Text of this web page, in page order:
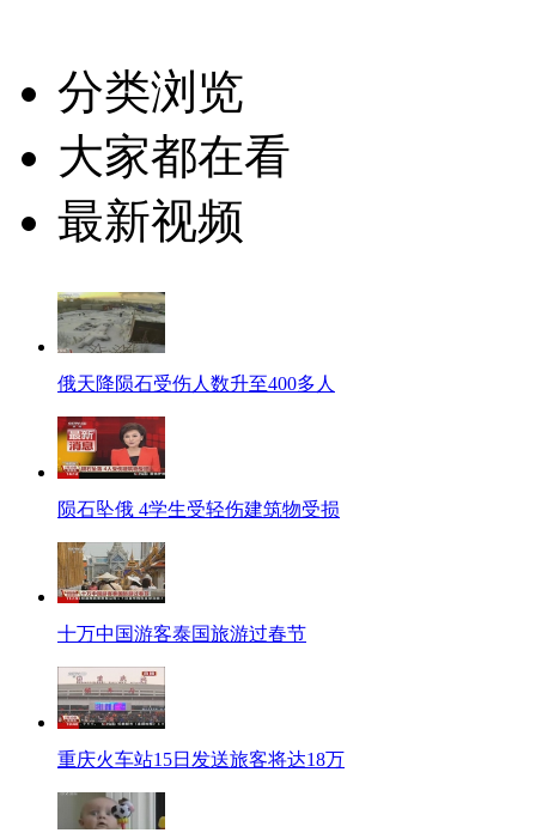
分类浏览
大家都在看
最新视频
俄天降陨石受伤人数升至400多人
陨石坠俄 4学生受轻伤建筑物受损
十万中国游客泰国旅游过春节
重庆火车站15日发送旅客将达18万